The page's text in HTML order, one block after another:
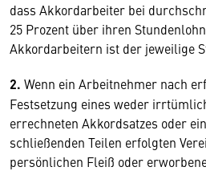
dass Akkordarbeiter bei
25 Prozent über ihren
Akkordarbeitern ist der jeweilige
2. Wenn ein Arbeitnehmer nach
Festsetzung eines weder
errechneten Akkordsatzes oder
schließenden Teilen erfolgten
persönlichen Fleiß oder